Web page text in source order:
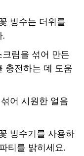
빙수는 더위를
.
림을 섞어 만든
충전하는 데 도움
어 시원한 얼음
빙수기를 사용하
티를 밝히세요.